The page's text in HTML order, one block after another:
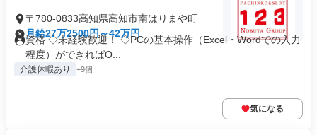
〒780-0833高知県高知市南はりまや町
月給27万2500円～42万円
資格 ◇未経験歓迎！ ◇PCの基本操作（Excel・Wordでの入力
程度）ができればO...
介護休暇あり +9個
気になる